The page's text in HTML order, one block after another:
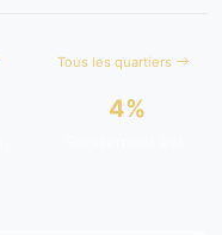
Tous les quartiers
4%